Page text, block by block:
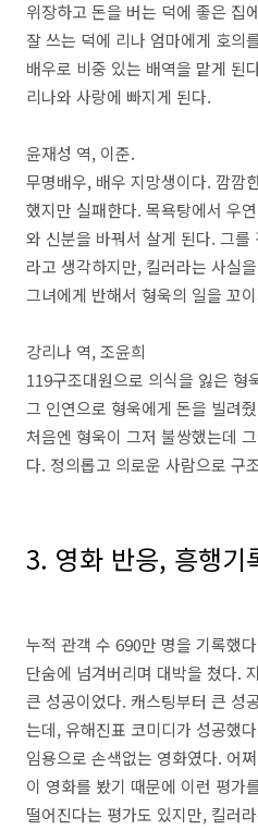
위장하고 돈을 버는 덕에 좋은 집
잘 쓰는 덕에 리나 엄마에게 호의
배우로 비중 있는 배역을 맡게 된
리나와 사랑에 빠지게 된다.
윤재성 역, 이준.
무명배우, 배우 지망생이다. 깜깜
했지만 실패한다. 목욕탕에서 우
와 신분을 바꿔서 살게 된다. 그를
라고 생각하지만, 킬러라는 사실
그녀에게 반해서 형욱의 일을 꼬
강리나 역,조윤희
119구조대원으로 의식을 잃은 형
그 인연으로 형욱에게 돈을 빌려
처음엔 형욱이 그저 불쌍했는데
다. 정의롭고 의로운 사람으로 구
3. 영화 반응, 흥행기
누적 관객 수 690만 명을 기록했다
단숨에 넘겨버리며 대박을 쳤다.
큰 성공이었다. 캐스팅부터 큰 성
는데,유해진표 코미디가 성공했다
임용으로 손색없는 영화였다. 어
이 영화를 봤기 때문에 이런 평가
떨어진다는 평가도 있지만, 킬러